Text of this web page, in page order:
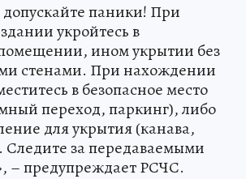
паники! При
укройтесь в
ином укрытии без
стенами. При нахождении
в безопасное место
переход, паркинг), либо
для укрытия (канава,
за передаваемыми
– предупреждает РСЧС.